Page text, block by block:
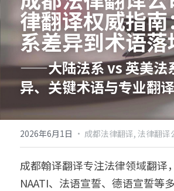
证件翻译
留学移民翻译
企业商务翻译
企业出海语言服务
口译同传
认证与宣誓翻译
NAATI认证翻译
NZTA 认证翻译
法国宣誓翻译
按照文件找翻译
护照翻译
驾照翻译
学历证书与成绩单翻译
身份证户口本
出生证结婚证
成功案例
法律翻译案例
证件翻译案例
留学移民翻译案例
医学病历翻译案例
办事指南
法律翻译指南
证件翻译指南
企业商务与出海指南
英语翻译
日语翻译韩语翻译
关于翰译
城市服务
律翻译权威指
系差异到术语落
——大陆法系 vs 英美法
异、关键术语与专业翻
2026年6月1日 · 成都法律翻译, 法律翻译
成都翰译翻译专注法律领域翻译
NAATI、法语宣誓、德语宣誓等